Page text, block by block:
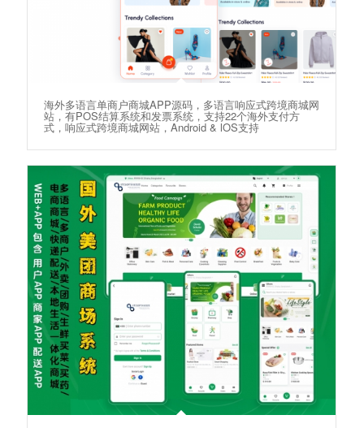
海外多语言单商户商城APP源码，多语言响应式跨境商城网
站，有POS结算系统和发票系统，支持22个海外支付方
式，响应式跨境商城网站，Android & lOS支持